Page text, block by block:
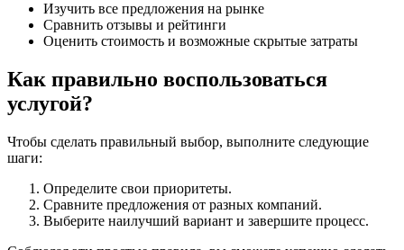
Изучить все предложения на рынке
Сравнить отзывы и рейтинги
Оценить стоимость и возможные скрытые затраты
Как правильно воспользоваться
услугой?
Чтобы сделать правильный выбор, выполните следующие
шаги:
Определите свои приоритеты.
Сравните предложения от разных компаний.
Выберите наилучший вариант и завершите процесс.